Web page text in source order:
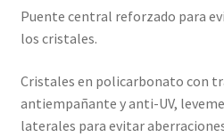
Puente central reforzado para
los cristales.
Cristales en policarbonato con
antiempañante y anti-UV,
laterales para evitar